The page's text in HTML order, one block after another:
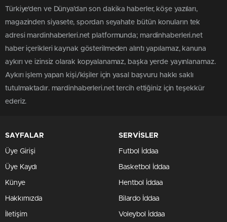
Türkiye'den ve Dünya’dan son dakika haberler, köşe yazıları,
magazinden siyasete, spordan seyahate bütün konuların tek
adresi mardinhaberleri.net platformunda; mardinhaberleri.net
haber içerikleri kaynak gösterilmeden alıntı yapılamaz, kanuna
aykırı ve izinsiz olarak kopyalanamaz, başka yerde yayınlanamaz.
Aykırı işlem yapan kişi/kişiler için yasal başvuru hakkı saklı
tutulmaktadır. mardinhaberleri.net tercih ettiğiniz için teşekkür
ederiz.
SAYFALAR
Üye Girişi
Üye Kaydı
Künye
Hakkımızda
İletişim
SERVİSLER
Futbol İddaa
Basketbol İddaa
Hentbol İddaa
Bilardo İddaa
Voleybol İddaa